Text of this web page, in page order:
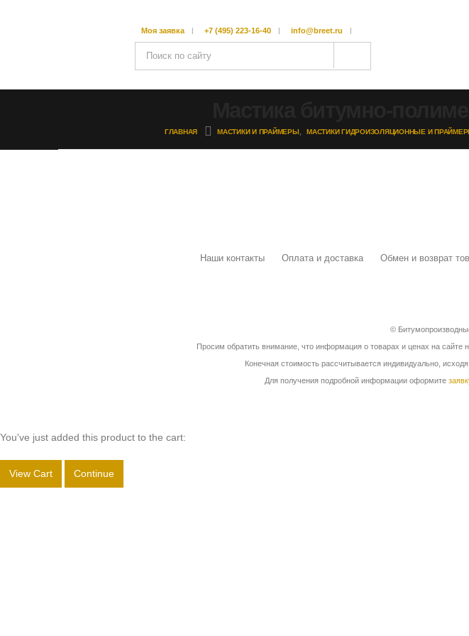
Моя заявка +7 (495) 223-16-40 info@breet.ru
ГЛАВНАЯ МАСТИКИ И ПРАЙМЕРЫ МАСТИКИ ГИДРОИЗОЛЯЦИОННЫЕ И
Наши контакты Оплата и доставка Обмен и возврат
©
Просим обратить внимание, что информация о товарах и ценах на
Конечная стоимость рассчитывается индивидуально,
Для получения подробной информации оформите
You've just added this product to the cart:
View Cart Continue